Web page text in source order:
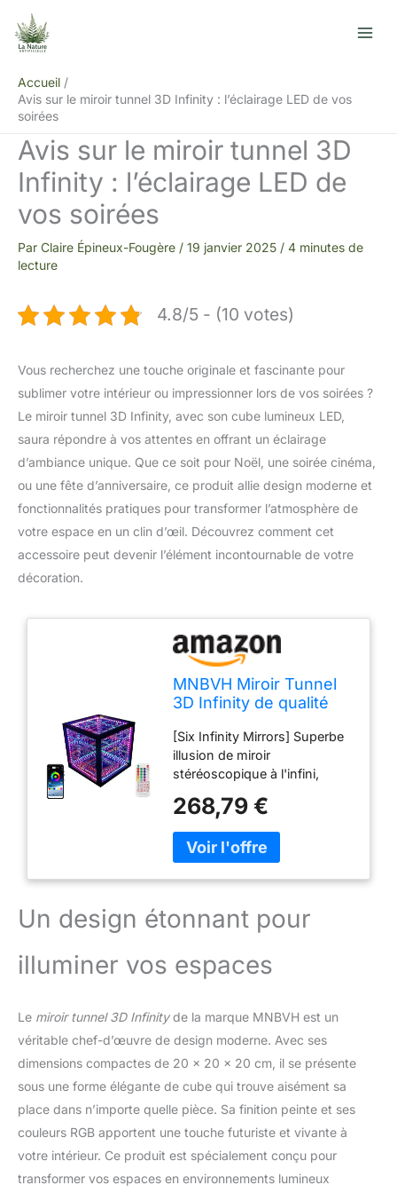
contenu
Accueil
Avis sur le miroir tunnel 3D Infinity : l’éclairage LED de vos
soirées
Avis sur le miroir tunnel 3D
Infinity : l’éclairage LED de
vos soirées
Par Claire Épineux-Fougère / 19 janvier 2025 / 4 minutes de
lecture
4.8/5 - (10 votes)
Vous recherchez une touche originale et fascinante pour
sublimer votre intérieur ou impressionner lors de vos soirées ?
Le miroir tunnel 3D Infinity, avec son cube lumineux LED,
saura répondre à vos attentes en offrant un éclairage
d’ambiance unique. Que ce soit pour Noël, une soirée cinéma,
ou une fête d’anniversaire, ce produit allie design moderne et
fonctionnalités pratiques pour transformer l’atmosphère de
votre espace en un clin d’œil. Découvrez comment cet
accessoire peut devenir l’élément incontournable de votre
décoration.
MNBVH Miroir Tunnel
3D Infinity de qualité
Lumineuse LED,
Éclairage d'Ambiance
Lampe Lampe de Nuit
3D pour Noël,
décoration d'intérieur,
soirée cinéma, fête
d'anniversaire
[Six Infinity Mirrors] Superbe
illusion de miroir
stéréoscopique à l'infini,
d'illusions spectaculaires de
lumières rougeoyantes
apparemment sans fin.
Fantastique lumière de tunnel
infinie en miroir qui fait
tunnel sans fin où vous
des heures. [Conception
unique] La lumière du tunnel
3D est alimentée par USB, ce
qui est sûr et pratique. Il y a
sur le support de lampe, et
vous pouvez également
contrôler la veilleuse via
l'application de téléphone
Peut être placé sur une table
ou n'importe quel coin de la
268,79 €
Un design étonnant pour
illuminer vos espaces
Le miroir tunnel 3D Infinityde la marque MNBVH est un
véritable chef-d’œuvre de design moderne. Avec ses
dimensions compactes de 20 x 20 x 20 cm, il se présente
sous une forme élégante de cube qui trouve aisément sa
place dans n’importe quelle pièce. Sa finition peinte et ses
couleurs RGB apportent une touche futuriste et vivante à
votre intérieur. Ce produit est spécialement conçu pour
transformer vos espaces en environnements lumineux
e
h
e
c
e